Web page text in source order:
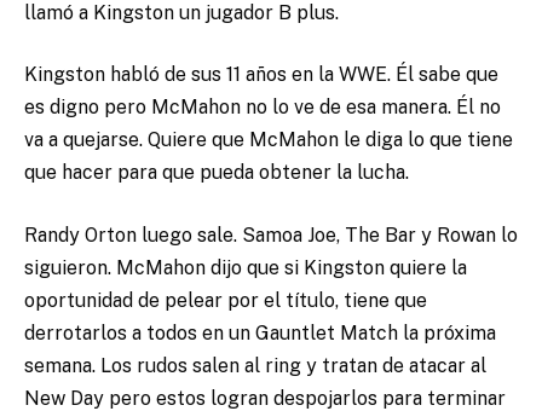
llamó a Kingston un jugador B plus.
Kingston habló de sus 11 años en la WWE. Él sabe que
es digno pero McMahon no lo ve de esa manera. Él no
va a quejarse. Quiere que McMahon le diga lo que tiene
que hacer para que pueda obtener la lucha.
Randy Orton luego sale. Samoa Joe, The Bar y Rowan lo
siguieron. McMahon dijo que si Kingston quiere la
oportunidad de pelear por el título, tiene que
derrotarlos a todos en un Gauntlet Match la próxima
semana. Los rudos salen al ring y tratan de atacar al
New Day pero estos logran despojarlos para terminar